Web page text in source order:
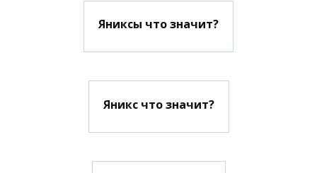
Яниксы что значит?
Яникс что значит?